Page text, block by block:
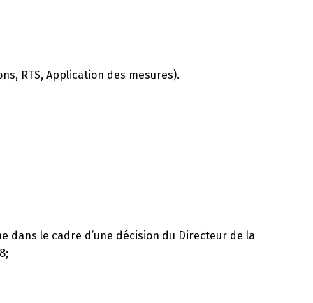
RTS, Application des mesures).
dans le cadre d’une décision du Directeur de la